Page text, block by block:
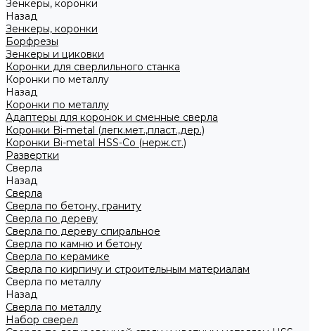
Зенкеры, коронки
Назад
Зенкеры, коронки
Борфрезы
Зенкеры и циковки
Коронки для сверлильного станка
Коронки по металлу
Назад
Коронки по металлу
Адаптеры для коронок и сменные сверла
Коронки Bi-metal (легк.мет.,пласт.,дер.)
Коронки Bi-metal HSS-Co (нерж.ст.)
Развертки
Сверла
Назад
Сверла
Сверла по бетону, граниту
Сверла по дереву
Сверла по дереву спиральное
Сверла по камню и бетону
Сверла по керамике
Сверла по кирпичу и строительным материалам
Сверла по металлу
Назад
Сверла по металлу
Набор сверел